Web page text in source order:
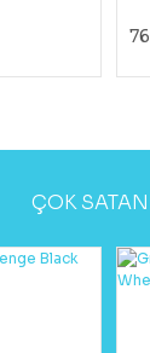
ÇOK